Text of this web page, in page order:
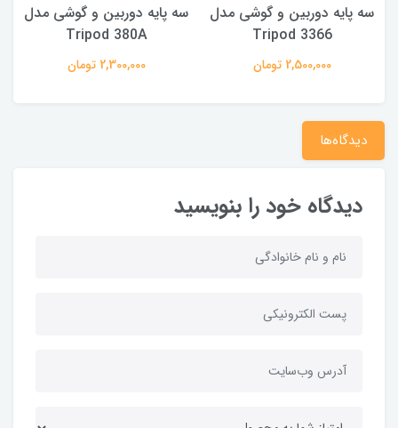
سه پایه دوربین و گوشی مدل
Tripod 3366
2,500,000 تومان
سه پایه دوربین و گوشی مدل
Tripod 380A
2,300,000 تومان
دیدگاه‌ها
دیدگاه خود را بنویسید